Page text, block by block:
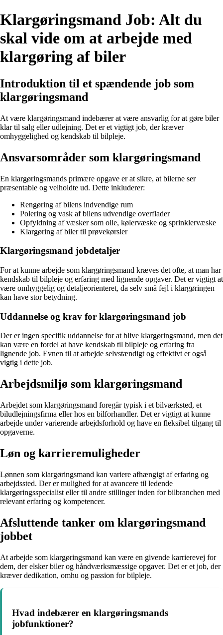
Klargøringsmand Job: Alt du
skal vide om at arbejde med
klargøring af biler
Introduktion til et spændende job som
klargøringsmand
At være klargøringsmand indebærer at være ansvarlig for at gøre biler
klar til salg eller udlejning. Det er et vigtigt job, der kræver
omhyggelighed og kendskab til bilpleje.
Ansvarsområder som klargøringsmand
En klargøringsmands primære opgave er at sikre, at bilerne ser
præsentable og velholdte ud. Dette inkluderer:
Rengøring af bilens indvendige rum
Polering og vask af bilens udvendige overflader
Opfyldning af væsker som olie, kølervæske og sprinklervæske
Klargøring af biler til prøvekørsler
Klargøringsmand jobdetaljer
For at kunne arbejde som klargøringsmand kræves det ofte, at man har
kendskab til bilpleje og erfaring med lignende opgaver. Det er vigtigt at
være omhyggelig og detaljeorienteret, da selv små fejl i klargøringen
kan have stor betydning.
Uddannelse og krav for klargøringsmand job
Der er ingen specifik uddannelse for at blive klargøringsmand, men det
kan være en fordel at have kendskab til bilpleje og erfaring fra
lignende job. Evnen til at arbejde selvstændigt og effektivt er også
vigtig i dette job.
Arbejdsmiljø som klargøringsmand
Arbejdet som klargøringsmand foregår typisk i et bilværksted, et
biludlejningsfirma eller hos en bilforhandler. Det er vigtigt at kunne
arbejde under varierende arbejdsforhold og have en fleksibel tilgang til
opgaverne.
Løn og karrieremuligheder
Lønnen som klargøringsmand kan variere afhængigt af erfaring og
arbejdssted. Der er mulighed for at avancere til ledende
klargøringsspecialist eller til andre stillinger inden for bilbranchen med
relevant erfaring og kompetencer.
Afsluttende tanker om klargøringsmand
jobbet
At arbejde som klargøringsmand kan være en givende karrierevej for
dem, der elsker biler og håndværksmæssige opgaver. Det er et job, der
kræver dedikation, omhu og passion for bilpleje.
Hvad indebærer en klargøringsmands
jobfunktioner?